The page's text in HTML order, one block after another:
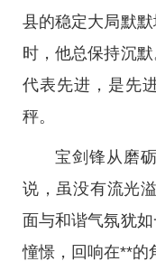
县的稳定大局默
时，他总保持沉
代表先进，是先
秤。
宝剑锋从磨
说，虽没有流光
面与和谐气氛犹
憧憬，回响在**的